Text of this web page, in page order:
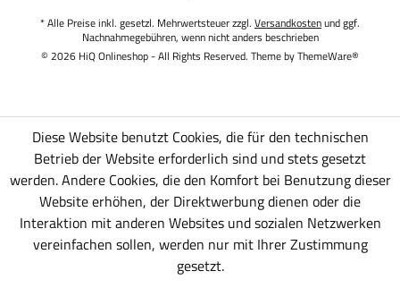
* Alle Preise inkl. gesetzl. Mehrwertsteuer zzgl. Versandkostenund ggf.
Nachnahmegebühren, wenn nicht anders beschrieben
© 2026 HiQ Onlineshop - All Rights Reserved. Theme byThemeWare®
Diese Website benutzt Cookies, die für den technischen
Betrieb der Website erforderlich sind und stets gesetzt
werden. Andere Cookies, die den Komfort bei Benutzung dieser
Website erhöhen, der Direktwerbung dienen oder die
Interaktion mit anderen Websites und sozialen Netzwerken
vereinfachen sollen, werden nur mit Ihrer Zustimmung
gesetzt.